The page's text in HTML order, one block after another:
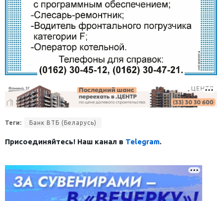
Теги: Банк ВТБ (Беларусь)
Присоединяйтесь! Наш канал в Telegram.